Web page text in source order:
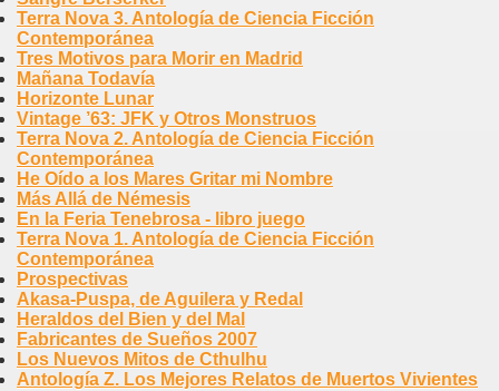
Terra Nova 3. Antología de Ciencia Ficción
Contemporánea
Tres Motivos para Morir en Madrid
Mañana Todavía
Horizonte Lunar
Vintage ’63: JFK y Otros Monstruos
Terra Nova 2. Antología de Ciencia Ficción
Contemporánea
He Oído a los Mares Gritar mi Nombre
Más Allá de Némesis
En la Feria Tenebrosa - libro juego
Terra Nova 1. Antología de Ciencia Ficción
Contemporánea
Prospectivas
Akasa-Puspa, de Aguilera y Redal
Heraldos del Bien y del Mal
Fabricantes de Sueños 2007
Los Nuevos Mitos de Cthulhu
Antología Z. Los Mejores Relatos de Muertos Vivientes